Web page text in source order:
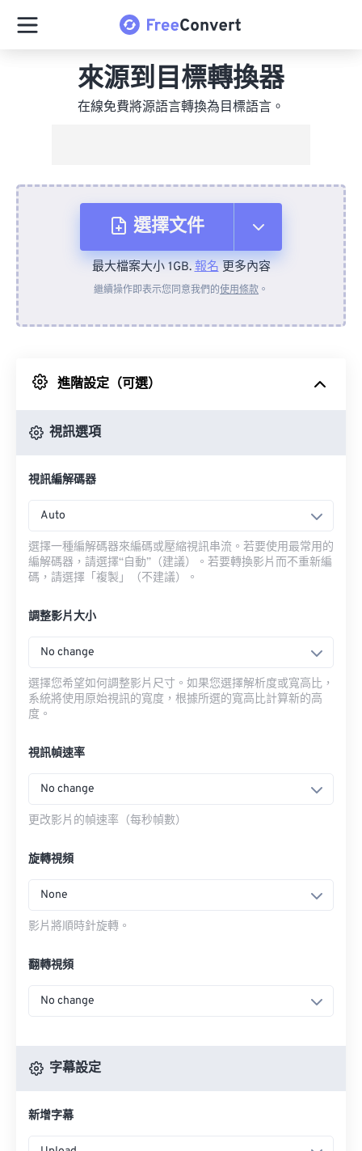
來源到目標轉換器
在線免費將源語言轉換為目標語言。
選擇文件
來自裝置
來自 Google 雲端硬碟
最大檔案大小 1GB.報名更多內容
繼續操作即表示您同意我們的使用條款 。
進階設定（可選）
視訊選項
視訊編解碼器
Auto
選擇一種編解碼器來編碼或壓縮視訊串流。若要使用最常用的
編解碼器，請選擇“自動”（建議）。若要轉換影片而不重新編
碼，請選擇「複製」（不建議）。
調整影片大小
No change
選擇您希望如何調整影片尺寸。如果您選擇解析度或寬高比，
系統將使用原始視訊的寬度，根據所選的寬高比計算新的高
度。
視訊幀速率
No change
更改影片的幀速率（每秒幀數）
旋轉視頻
None
影片將順時針旋轉。
翻轉視頻
No change
字幕設定
新增字幕